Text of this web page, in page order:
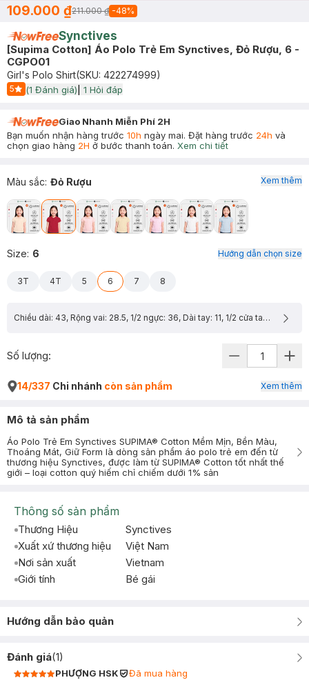
109.000 ₫211.000 ₫ -48%
Synctives
[Supima Cotton] Áo Polo Trẻ Em Synctives, Đỏ Rượu, 6 -
CGPO01
Girl's Polo Shirt(SKU: 422274999)
5
Start Icon
(1 Đánh giá) 1 Hỏi đáp
Giao Nhanh Miễn Phí 2H
Bạn muốn nhận hàng trước 10h ngày mai. Đặt hàng trước 24h và
chọn giao hàng 2H ở bước thanh toán. Xem chi tiết
Màu sắc: Đỏ Rượu
Size: 6 Hướng dẫn chọn size
3T 4T 5 6 7 8
Chiều dài: 43, Rộng vai: 28.5, 1/2 ngực: 36, Dài tay: 11, 1/2 cửa tay: 12.9
Xem thêm
Số lượng:
14/337 Chi nhánh còn sản phẩm Xem thêm
Mô tả sản phẩm
Áo Polo Trẻ Em Synctives SUPIMA® Cotton Mềm Mịn, Bền Màu,
Thoáng Mát, Giữ Form là dòng sản phẩm áo polo trẻ em đến từ
thương hiệu Synctives, được làm từ SUPIMA® Cotton tốt nhất thế
giới – loại cotton quý hiếm chỉ chiếm dưới 1% sản
Thông số sản phẩm
Thương Hiệu
Synctives
Xuất xứ thương hiệu
Việt Nam
Nơi sản xuất
Vietnam
Giới tính
Bé gái
Hướng dẫn bảo quản
Đánh giá(1)
PHƯỢNG HSK
Đã mua hàng